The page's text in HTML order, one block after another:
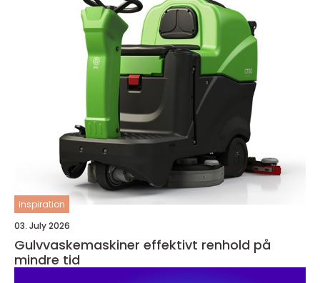
inspiration
03. July 2026
Gulvvaskemaskiner effektivt renhold på
mindre tid